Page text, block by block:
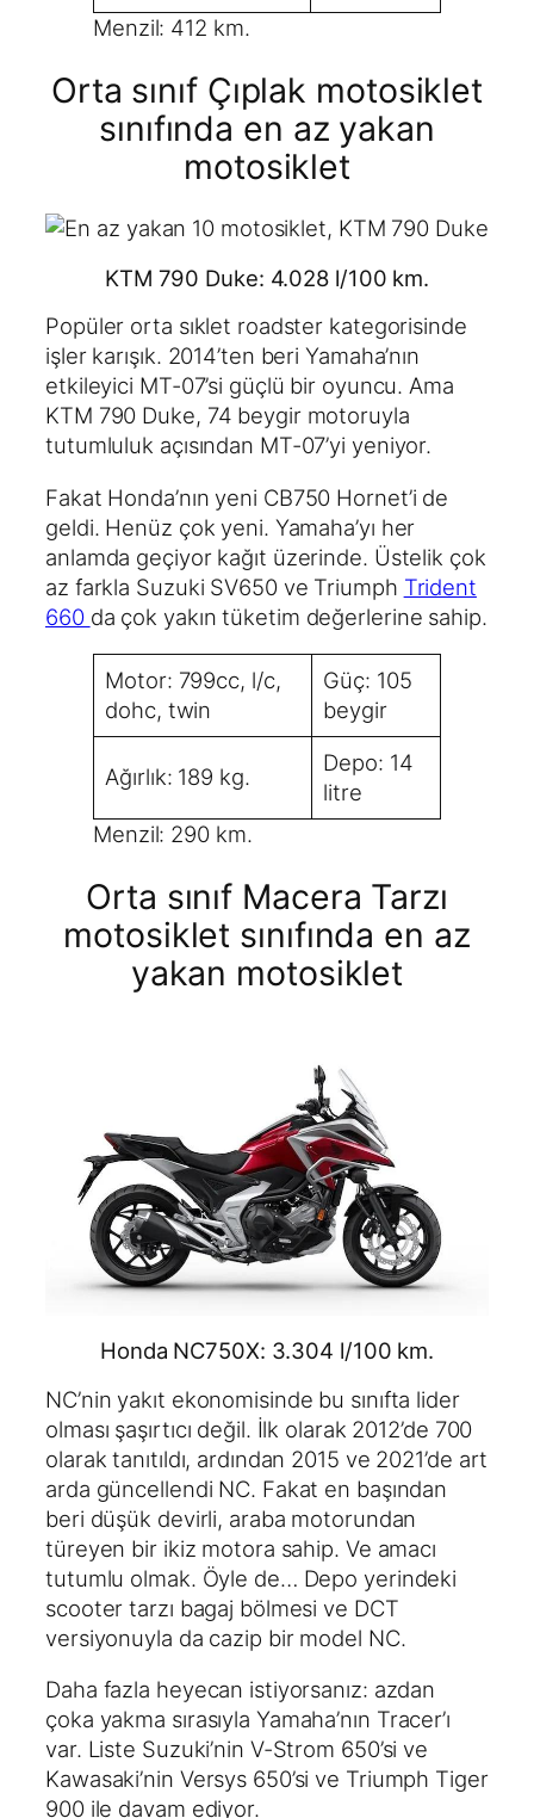
Menzil: 412 km.
Orta sınıf Çıplak motosiklet
sınıfında en az yakan
motosiklet
KTM 790 Duke: 4.028 l/100 km.
Popüler orta sıklet roadster kategorisinde
işler karışık. 2014’ten beri Yamaha’nın
etkileyici MT-07’si güçlü bir oyuncu. Ama
KTM 790 Duke, 74 beygir motoruyla
tutumluluk açısından MT-07’yi yeniyor.
Fakat Honda’nın yeni CB750 Hornet’i de
geldi. Henüz çok yeni. Yamaha’yı her
anlamda geçiyor kağıt üzerinde. Üstelik çok
az farkla Suzuki SV650 ve Triumph Trident
660 da çok yakın tüketim değerlerine sahip.
Motor: 799cc, l/c,
dohc, twin
Güç: 105
beygir
Ağırlık: 189 kg.
Depo: 14
litre
Menzil: 290 km.
Orta sınıf Macera Tarzı
motosiklet sınıfında en az
yakan motosiklet
Honda NC750X: 3.304 l/100 km.
NC’nin yakıt ekonomisinde bu sınıfta lider
olması şaşırtıcı değil. İlk olarak 2012’de 700
olarak tanıtıldı, ardından 2015 ve 2021’de art
arda güncellendi NC. Fakat en başından
beri düşük devirli, araba motorundan
türeyen bir ikiz motora sahip. Ve amacı
tutumlu olmak. Öyle de… Depo yerindeki
scooter tarzı bagaj bölmesi ve DCT
versiyonuyla da cazip bir model NC.
Daha fazla heyecan istiyorsanız: azdan
çoka yakma sırasıyla Yamaha’nın Tracer’ı
var. Liste Suzuki’nin V-Strom 650’si ve
Kawasaki’nin Versys 650’si ve Triumph Tiger
900 ile davam ediyor.